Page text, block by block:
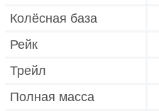
Колёсная база
Рейк
Трейл
Полная масса